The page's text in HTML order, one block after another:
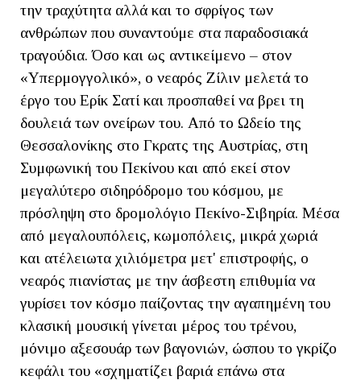
την τραχύτητα αλλά και το σφρίγος των
ανθρώπων που συναντούμε στα παραδοσιακά
τραγούδια. Όσο και ως αντικείμενο – στον
«Υπερμογγολικό», ο νεαρός Ζίλιν μελετά το
έργο του Ερίκ Σατί και προσπαθεί να βρει τη
δουλειά των ονείρων του. Από το Ωδείο της
Θεσσαλονίκης στο Γκρατς της Αυστρίας, στη
Συμφωνική του Πεκίνου και από εκεί στον
μεγαλύτερο σιδηρόδρομο του κόσμου, με
πρόσληψη στο δρομολόγιο Πεκίνο-Σιβηρία. Μέσα
από μεγαλουπόλεις, κωμοπόλεις, μικρά χωριά
και ατέλειωτα χιλιόμετρα μετ' επιστροφής, ο
νεαρός πιανίστας με την άσβεστη επιθυμία να
γυρίσει τον κόσμο παίζοντας την αγαπημένη του
κλασική μουσική γίνεται μέρος του τρένου,
μόνιμο αξεσουάρ των βαγονιών, ώσπου το γκρίζο
κεφάλι του «σχηματίζει βαριά επάνω στα